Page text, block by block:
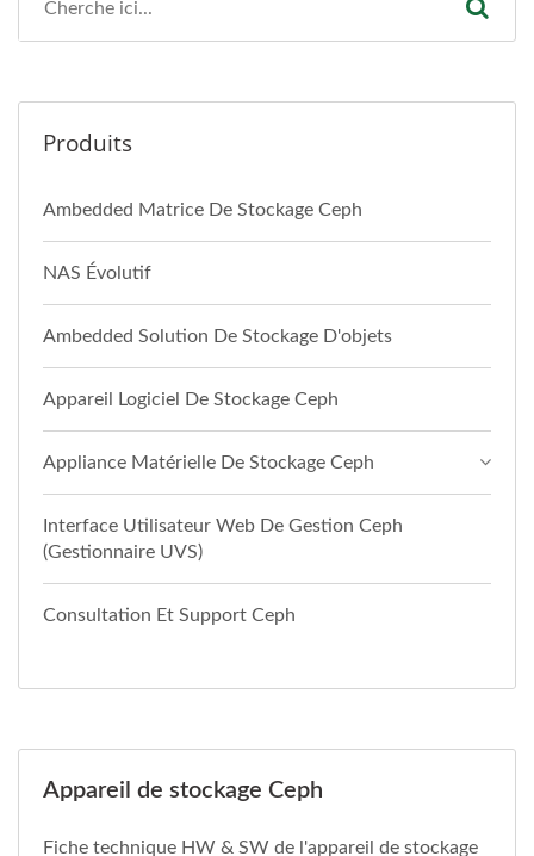
Produits
Ambedded Matrice De Stockage Ceph
NAS Évolutif
Ambedded Solution De Stockage D'objets
Appareil Logiciel De Stockage Ceph
Appliance Matérielle De Stockage Ceph
Interface Utilisateur Web De Gestion Ceph
(Gestionnaire UVS)
Consultation Et Support Ceph
Appareil de stockage Ceph
Fiche technique HW & SW de l'appareil de stockage